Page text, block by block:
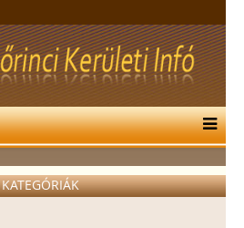
KATEGÓRIÁK